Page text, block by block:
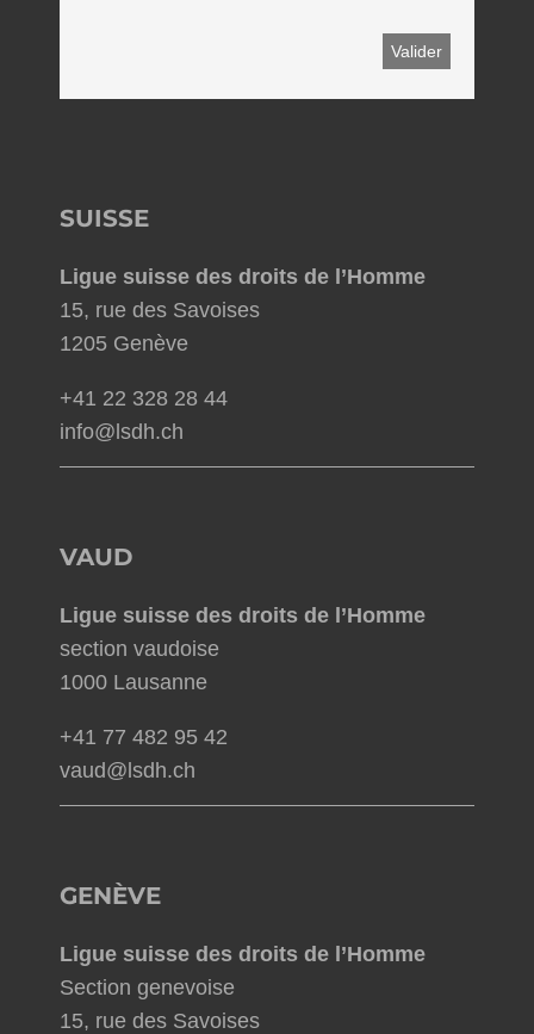
SUISSE
Ligue suisse des droits de l’Homme
15, rue des Savoises
1205 Genève
+41 22 328 28 44
info@lsdh.ch
VAUD
Ligue suisse des droits de l’Homme
section vaudoise
1000 Lausanne
+41 77 482 95 42
vaud@lsdh.ch
GENÈVE
Ligue suisse des droits de l’Homme
Section genevoise
15, rue des Savoises